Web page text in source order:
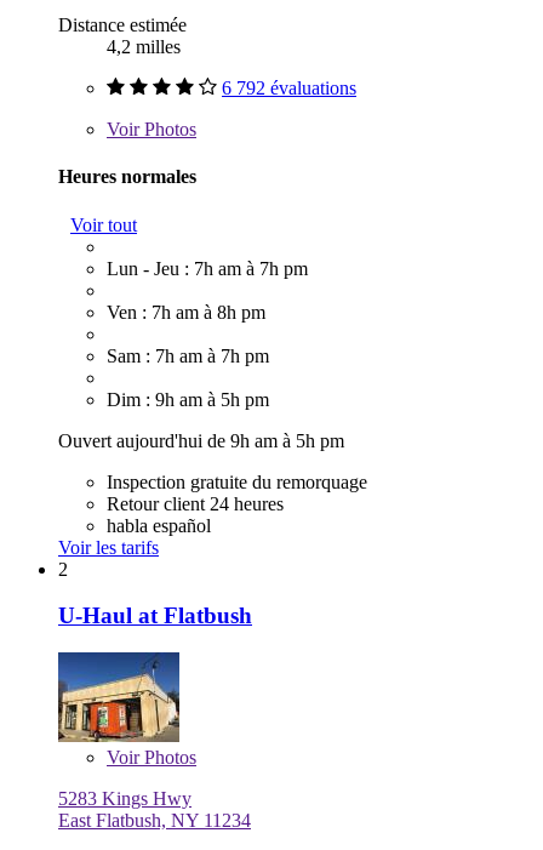
Distance estimée
4,2 milles
6 792 évaluations
VoirPhotos
Heures normales
Voir tout
Lun - Jeu : 7h am à 7h pm
Ven : 7h am à 8h pm
Sam : 7h am à 7h pm
Dim : 9h am à 5h pm
Ouvert aujourd'hui de 9h am à 5h pm
Inspection gratuite du remorquage
Retour client 24 heures
habla español
Voir les tarifs
2
U-Haul at Flatbush
VoirPhotos
5283 Kings Hwy
East Flatbush, NY 11234